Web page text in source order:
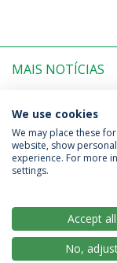
MAIS NOTÍCIAS
PRÓXIMOS
Política de
© 2026
We use cookies
We may place these
website, show
experience. For more
settings.
Accept all
No,